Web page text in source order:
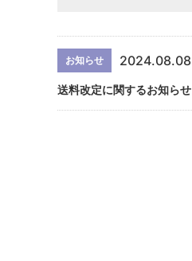
お知らせ 2024.08.08
送料改定に関するお知らせ